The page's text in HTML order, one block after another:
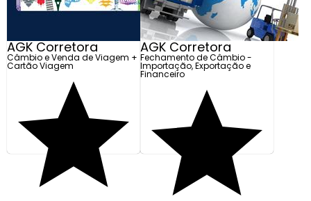
AGK Corretora
Câmbio e Venda de Viagem +
Cartão Viagem
AGK Corretora
Fechamento de Câmbio -
Importação, Exportação e
Financeiro